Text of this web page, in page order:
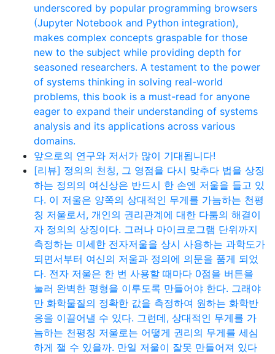
underscored by popular programming browsers
(Jupyter Notebook and Python integration),
makes complex concepts graspable for those
new to the subject while providing depth for
seasoned researchers. A testament to the power
of systems thinking in solving real-world
problems, this book is a must-read for anyone
eager to expand their understanding of systems
analysis and its applications across various
domains.
앞으로의 연구와 저서가 많이 기대됩니다!
[리뷰] 정의의 천칭, 그 영점을 다시 맞추다 법을 상징
하는 정의의 여신상은 반드시 한 손엔 저울을 들고 있
다. 이 저울은 양쪽의 상대적인 무게를 가늠하는 천평
칭 저울로서, 개인의 권리관계에 대한 다툼의 해결이
자 정의의 상징이다. 그러나 마이크로그램 단위까지
측정하는 미세한 전자저울을 상시 사용하는 과학도가
되면서부터 여신의 저울과 정의에 의문을 품게 되었
다. 전자 저울은 한 번 사용할 때마다 0점을 버튼을
눌러 완벽한 평형을 이루도록 만들어야 한다. 그래야
만 화학물질의 정확한 값을 측정하여 원하는 화학반
응을 이끌어낼 수 있다. 그런데, 상대적인 무게를 가
늠하는 천평칭 저울로는 어떻게 권리의 무게를 세심
하게 잴 수 있을까. 만일 저울이 잘못 만들어져 있다